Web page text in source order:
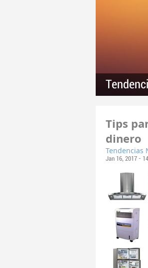
Tips
dinero
Tendencias
Jan 16, 2017 -